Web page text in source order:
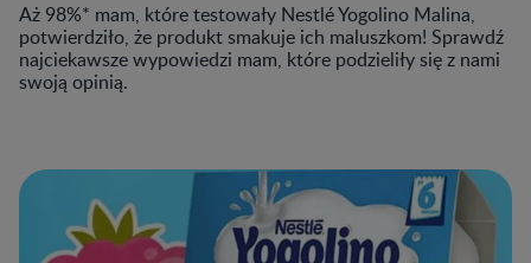
Aż 98%* mam, które testowały Nestlé Yogolino Malina,
potwierdziło, że produkt smakuje ich maluszkom! Sprawdź
najciekawsze wypowiedzi mam, które podzieliły się z nami
swoją opinią.